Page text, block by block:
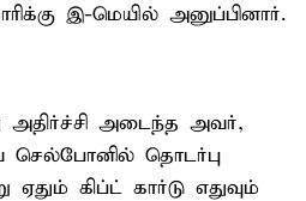
இ-மெயில் அனுப்பினார்.
அதிர்ச்சி அடைந்த அவர்,
செல்போனில் தொடர்பு
கிப்ட் கார்டு எதுவும்